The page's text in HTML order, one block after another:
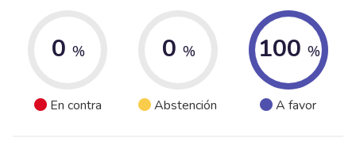
0 %
En contra
0 %
Abstención
100 %
A favor